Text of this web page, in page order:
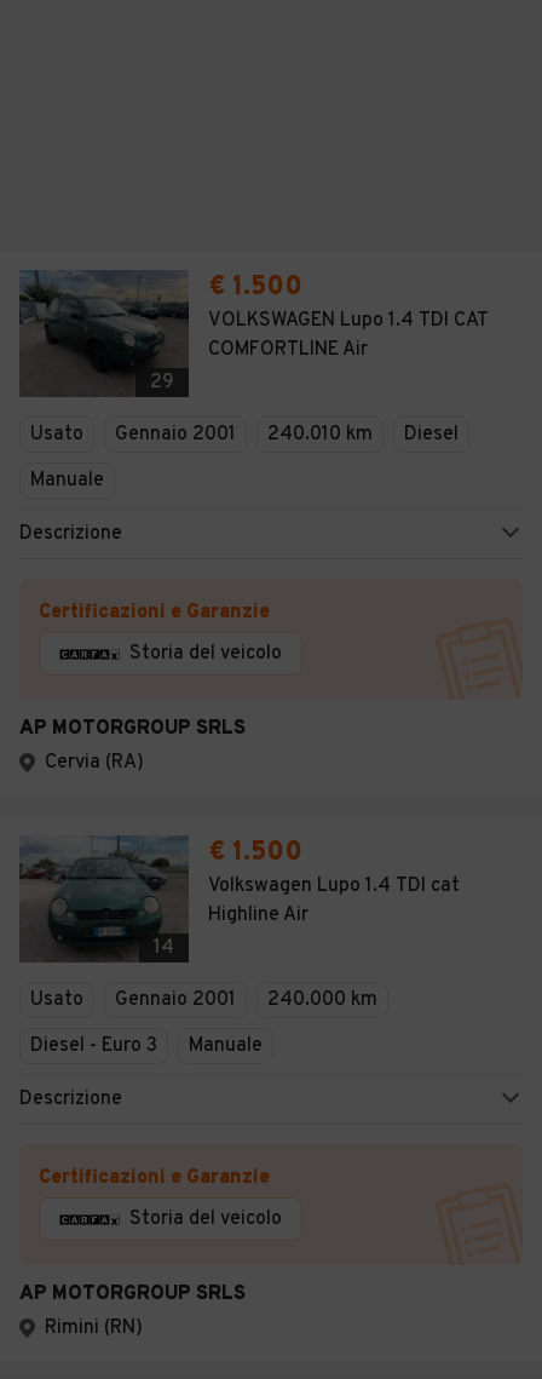
29
€ 1.500
VOLKSWAGEN Lupo 1.4 TDI CAT
COMFORTLINE Air
Usato Gennaio 2001 240.010 km
Diesel
Manuale
Descrizione
Certificazioni e Garanzie
Storia del veicolo
AP MOTORGROUP SRLS
Cervia (RA)
14
€ 1.500
Volkswagen Lupo 1.4 TDI cat
Highline Air
Usato Gennaio 2001
240.000 km
Diesel - Euro 3
Manuale
Descrizione
Certificazioni e Garanzie
Storia del veicolo
AP MOTORGROUP SRLS
Rimini (RN)